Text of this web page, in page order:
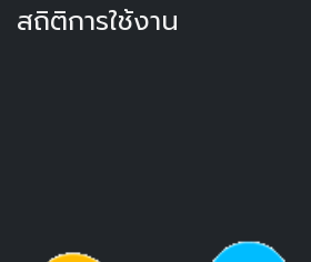
สถิติการใช้งาน